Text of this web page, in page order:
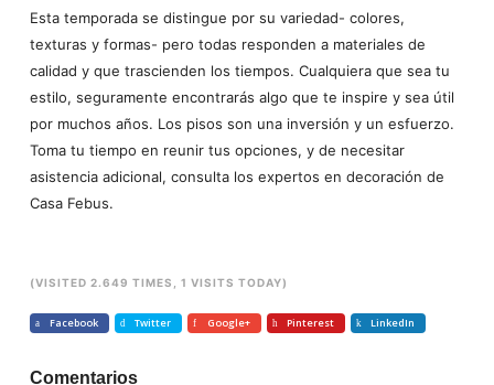
Esta temporada se distingue por su variedad- colores,
texturas y formas- pero todas responden a materiales de
calidad y que trascienden los tiempos. Cualquiera que sea tu
estilo, seguramente encontrarás algo que te inspire y sea útil
por muchos años. Los pisos son una inversión y un esfuerzo.
Toma tu tiempo en reunir tus opciones, y de necesitar
asistencia adicional, consulta los expertos en decoración de
Casa Febus.
(VISITED 2.649 TIMES, 1 VISITS TODAY)
Facebook Twitter Google+ Pinterest LinkedIn
Comentarios